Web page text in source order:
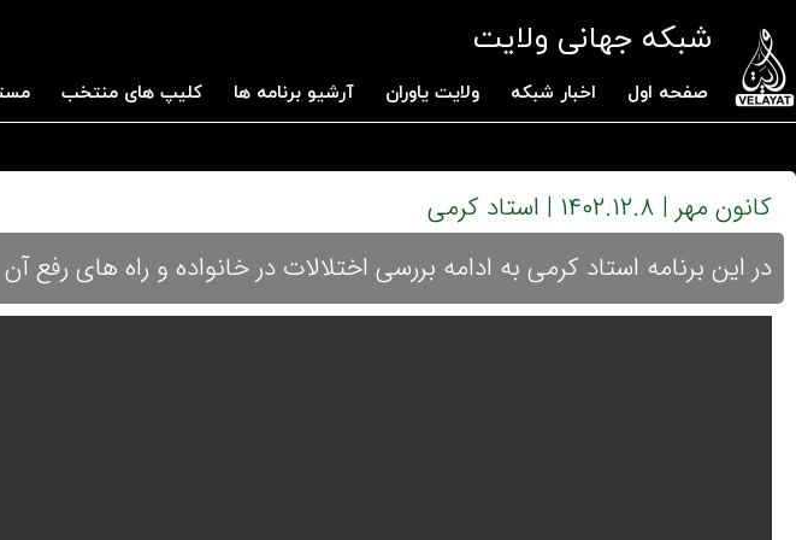
شبکه جهانی ولایت
صفحه اول اخبار شبکه ولایت یاوران آرشیو برنامه ها کلیپ های منتخب
کانون مهر | ۱۴۰۲.۱۲.۸ | استاد کرمی
در این برنامه استاد کرمی به ادامه بررسی اختلالات در خانواده و راه های رفع